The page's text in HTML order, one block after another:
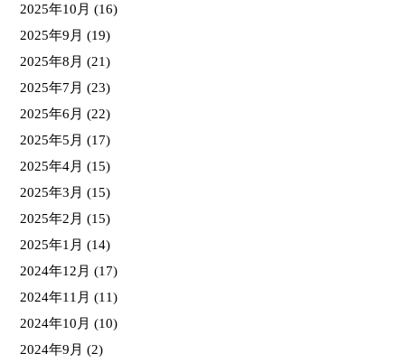
2025年10月 (16)
2025年9月 (19)
2025年8月 (21)
2025年7月 (23)
2025年6月 (22)
2025年5月 (17)
2025年4月 (15)
2025年3月 (15)
2025年2月 (15)
2025年1月 (14)
2024年12月 (17)
2024年11月 (11)
2024年10月 (10)
2024年9月 (2)